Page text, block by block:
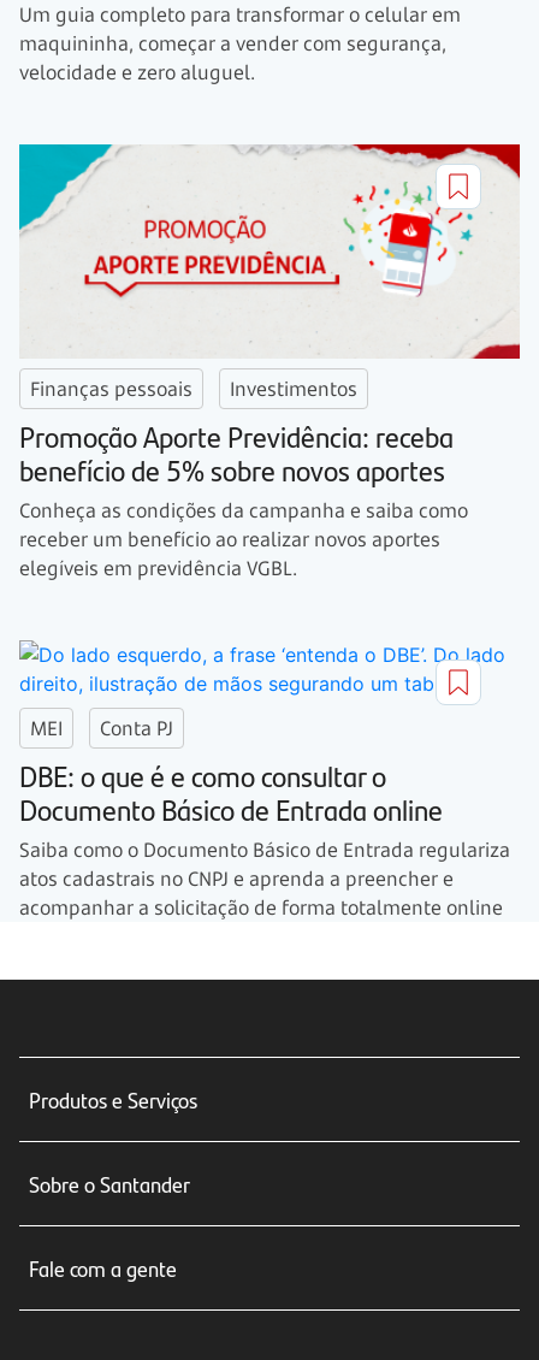
Um guia completo para transformar o celular em
maquininha, começar a vender com segurança,
velocidade e zero aluguel.
Finanças pessoais Investimentos
Promoção Aporte Previdência: receba
benefício de 5% sobre novos aportes
Conheça as condições da campanha e saiba como
receber um benefício ao realizar novos aportes
elegíveis em previdência VGBL.
MEI Conta PJ
DBE: o que é e como consultar o
Documento Básico de Entrada online
Saiba como o Documento Básico de Entrada regulariza
atos cadastrais no CNPJ e aprenda a preencher e
acompanhar a solicitação de forma totalmente online
Produtos e Serviços
Seguros
Crédito e Financiamentos
Sobre o Santander
Fale com a gente